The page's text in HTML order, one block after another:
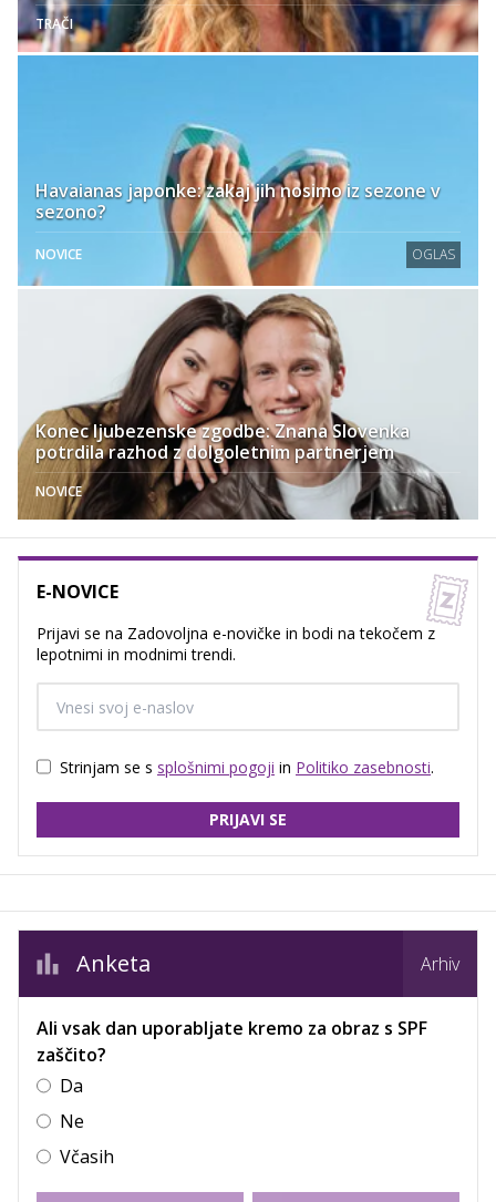
TRAČI
Havaianas japonke: zakaj jih nosimo iz sezone v
sezono?
NOVICE OGLAS
Konec ljubezenske zgodbe: Znana Slovenka
potrdila razhod z dolgoletnim partnerjem
NOVICE
E-NOVICE
Prijavi se na Zadovoljna e-novičke in bodi na tekočem z
lepotnimi in modnimi trendi.
Strinjam se s splošnimi pogoji in Politiko zasebnosti.
PRIJAVI SE
Anketa Arhiv
Ali vsak dan uporabljate kremo za obraz s SPF
zaščito?
Da
Ne
Včasih